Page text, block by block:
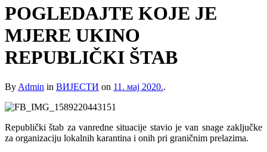
POGLEDAJTE KOJE JE
MJERE UKINO
REPUBLIČKI ŠTAB
By Admin in ВИЈЕСТИ on 11. мај 2020..
Republički štab za vanredne situacije stavio je van snage zaključke
za organizaciju lokalnih karantina i onih pri graničnim prelazima.